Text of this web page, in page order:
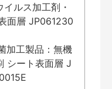
ルス加工剤・
面層 JP061230
加工製品：無機
シート表面層 J